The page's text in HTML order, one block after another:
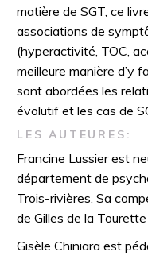
matière de SGT, ce
associations de
(hyperactivité, TOC,
meilleure manière d’y
sont abordées les
évolutif et les cas de
LES AUTEURES:
Francine Lussier est
département de
Trois-rivières. Sa
de Gilles de la
Gisèle Chiniara est